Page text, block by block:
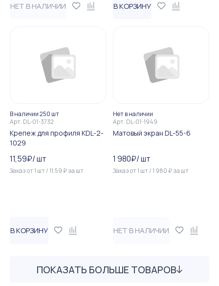
НЕТ В НАЛИЧИИ В КОРЗИНУ
В наличии 250 шт
Арт. DL-01-3732
Крепеж для профиля KDL-2-
1029
11,59₽/шт
Заказ от1 шт/11,59 ₽за шт
В КОРЗИНУ
Нет в наличии
Арт. DL-01-1949
Матовый экран DL-55-6
1 980₽/шт
Заказ от1 шт/1 980 ₽за шт
НЕТ В НАЛИЧИИ
ПОКАЗАТЬ БОЛЬШЕ ТОВАРОВ